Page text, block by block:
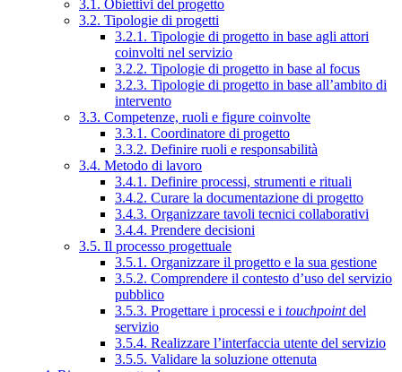
3.1. Obiettivi del progetto
3.2. Tipologie di progetti
3.2.1. Tipologie di progetto in base agli attori
coinvolti nel servizio
3.2.2. Tipologie di progetto in base al focus
3.2.3. Tipologie di progetto in base all’ambito di
intervento
3.3. Competenze, ruoli e figure coinvolte
3.3.1. Coordinatore di progetto
3.3.2. Definire ruoli e responsabilità
3.4. Metodo di lavoro
3.4.1. Definire processi, strumenti e rituali
3.4.2. Curare la documentazione di progetto
3.4.3. Organizzare tavoli tecnici collaborativi
3.4.4. Prendere decisioni
3.5. Il processo progettuale
3.5.1. Organizzare il progetto e la sua gestione
3.5.2. Comprendere il contesto d’uso del servizio
pubblico
3.5.3. Progettare i processi e i touchpointdel
servizio
3.5.4. Realizzare l’interfaccia utente del servizio
3.5.5. Validare la soluzione ottenuta